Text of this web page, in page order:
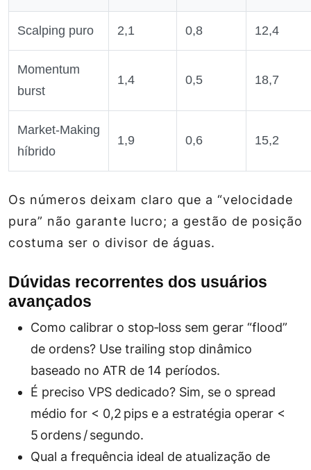
Scalping puro 2,1 0,8 12,4
Momentum
burst
1,4 0,5 18,7
Market‑Making
híbrido
1,9 0,6 15,2
Os números deixam claro que a “velocidade
pura” não garante lucro; a gestão de posição
costuma ser o divisor de águas.
Dúvidas recorrentes dos usuários
avançados
Como calibrar o stop‑loss sem gerar “flood”
de ordens? Use trailing stop dinâmico
baseado no ATR de 14 períodos.
É preciso VPS dedicado? Sim, se o spread
médio for < 0,2 pips e a estratégia operar <
5 ordens / segundo.
Qual a frequência ideal de atualização de